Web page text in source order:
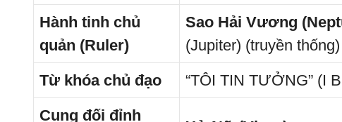
Hành tinh chủ
quản (Ruler)
Sao Hải Vương
(Jupiter) (truyền thống)
Từ khóa chủ đạo
“TÔI TIN TƯỞNG” (I
Cung đối đỉnh